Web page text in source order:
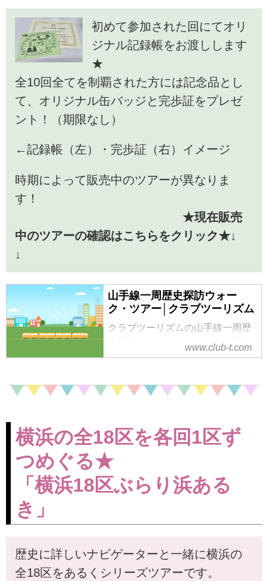
初めて参加された回にてオリ
ジナル記録帳をお渡しします
★
全10回全てを制覇された方には記念品とし
て、オリジナル缶バッジと完歩証をプレゼ
ント！（期限なし）
←記録帳（左）・完歩証（右）イメージ
時期によって販売中のツアーが異なりま
す！
★現在販売
中のツアーの確認はこちらをクリック★↓
↓
山手線一周歴史探訪ウォー
ク・ツアー│クラブツーリズム
クラブツーリズムの山手線一周歴
史探訪ウォーク・ツアー！山手線
沿線を歩いて歴史や文化など地元
ーズ企画だから体力に自信のない
方・初心者の方にも安心してご参
www.club-t.com
横浜の全18区を各回1区ず
つめぐる★
「横浜18区ぶらり浜ある
き」
歴史に詳しいナビゲーターと一緒に横浜の
全18区をあるくシリーズツアーです。